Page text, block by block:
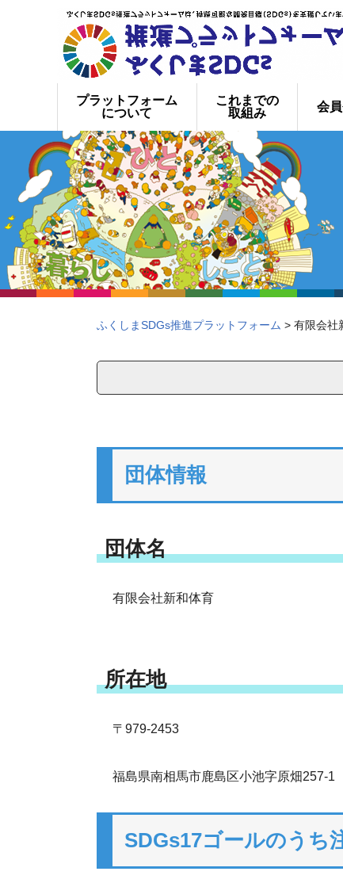
プラットフォーム
について
これまでの
取組み
会
ふくしまSDGs推進プラットフォーム > 有限会社
団体情報
団体名
有限会社新和体育
所在地
〒979-2453
福島県南相馬市鹿島区小池字原畑257-1
SDGs17ゴールのうち